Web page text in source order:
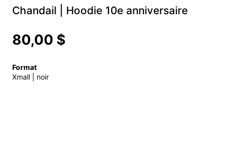
Chandail | Hoodie 10e anniversaire
80,00 $
Format
Xmall | noir